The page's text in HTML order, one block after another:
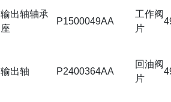
输出轴轴承
座
P1500049AA
工作阀
片
输出轴 P2400364AA
回油阀
片